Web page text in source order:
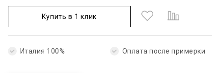
Купить в 1 клик
Италия 100% Оплата после примерки